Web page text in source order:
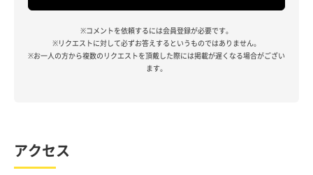
※コメントを依頼するには会員登録が必要です。
※リクエストに対して必ずお答えするというものではありません。
※お一人の方から複数のリクエストを頂戴した際には掲載が遅くなる場合がござい
ます。
アクセス